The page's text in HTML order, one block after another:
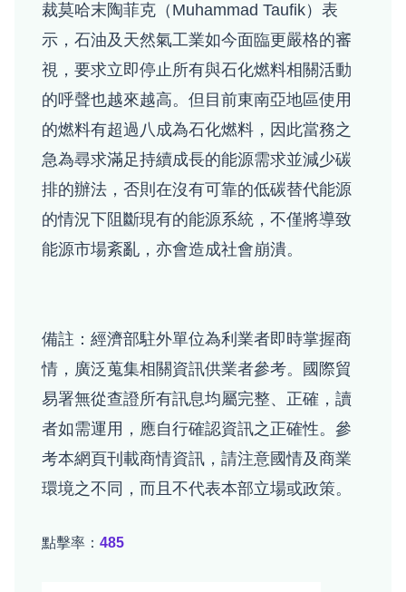
裁莫哈末陶菲克（Muhammad Taufik）表
示，石油及天然氣工業如今面臨更嚴格的審
視，要求立即停止所有與石化燃料相關活動
的呼聲也越來越高。但目前東南亞地區使用
的燃料有超過八成為石化燃料，因此當務之
急為尋求滿足持續成長的能源需求並減少碳
排的辦法，否則在沒有可靠的低碳替代能源
的情況下阻斷現有的能源系統，不僅將導致
能源市場紊亂，亦會造成社會崩潰。
備註：經濟部駐外單位為利業者即時掌握商
情，廣泛蒐集相關資訊供業者參考。國際貿
易署無從查證所有訊息均屬完整、正確，讀
者如需運用，應自行確認資訊之正確性。參
考本網頁刊載商情資訊，請注意國情及商業
環境之不同，而且不代表本部立場或政策。
點擊率： 485